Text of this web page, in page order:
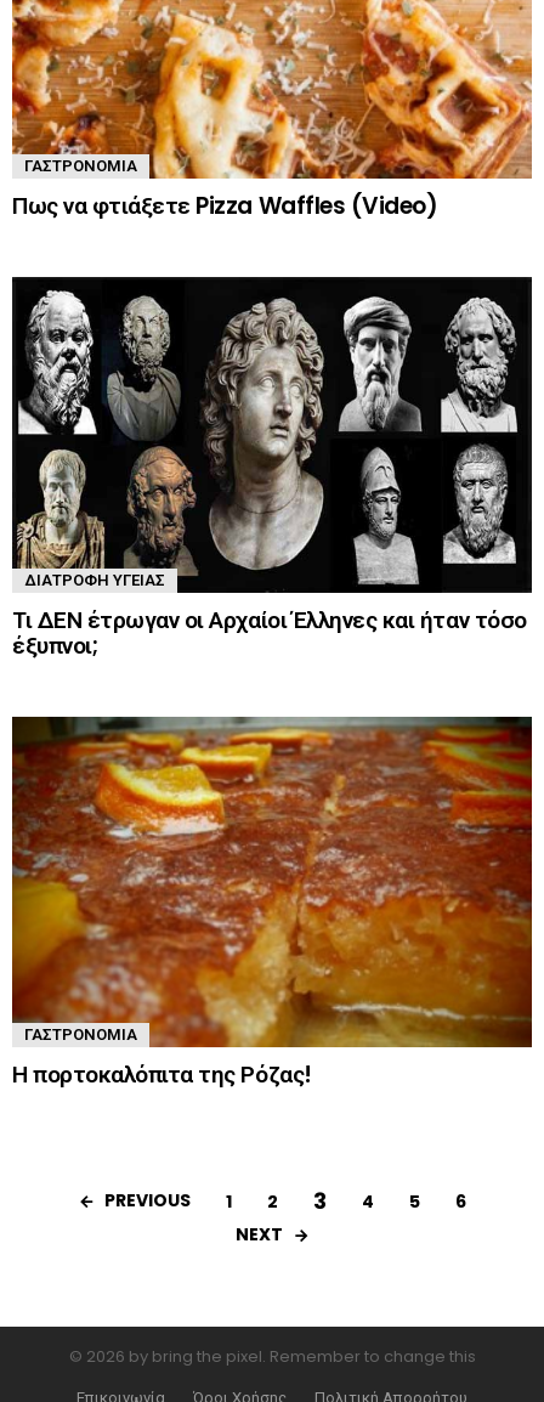
ΓΑΣΤΡΟΝΟΜΊΑ
Πως να φτιάξετε Pizza Waffles (Video)
ΔΙΑΤΡΟΦΉ ΥΓΕΊΑΣ
Τι ΔΕΝ έτρωγαν οι Αρχαίοι Έλληνες και ήταν τόσο
έξυπνοι;
ΓΑΣΤΡΟΝΟΜΊΑ
Η πορτοκαλόπιτα της Ρόζας!
PREVIOUS 1 2 3 4 5
6
NEXT
© 2026 by bring the pixel. Remember to change this